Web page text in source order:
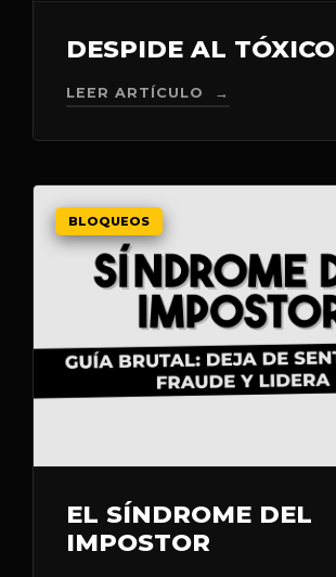
DESPIDE AL TÓXICO
LEER ARTÍCULO →
BLOQUEOS
EL SÍNDROME DEL
IMPOSTOR